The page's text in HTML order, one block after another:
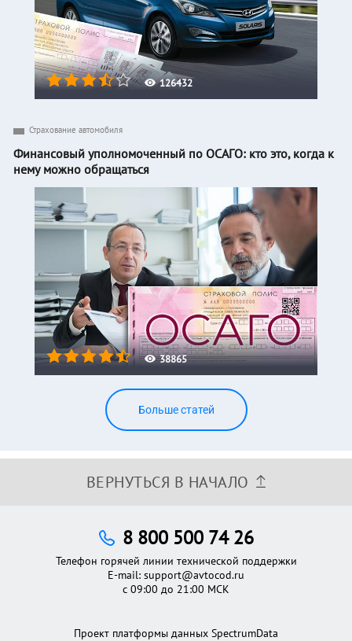
126432
38865
Страхование автомобиля
Финансовый уполномоченный по ОСАГО: кто это, когда к
нему можно обращаться
Больше статей
ВЕРНУТЬСЯ В НАЧАЛО
Проект платформы данных SpectrumData
8 800 500 74 26
Телефон горячей линии технической поддержки
E-mail: support@avtocod.ru
с 09:00 до 21:00 МСК